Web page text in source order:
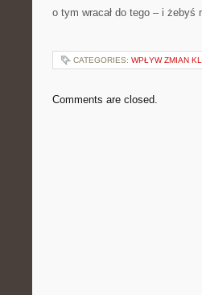
o tym wracał do tego – i żebyś
CATEGORIES: WPŁYW ZMIAN
Comments are closed.